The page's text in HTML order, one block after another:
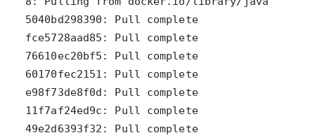
5040bd298390: Pull complete
fce5728aad85: Pull complete
76610ec20bf5: Pull complete
60170fec2151: Pull complete
e98f73de8f0d: Pull complete
11f7af24ed9c: Pull complete
49e2d6393f32: Pull complete